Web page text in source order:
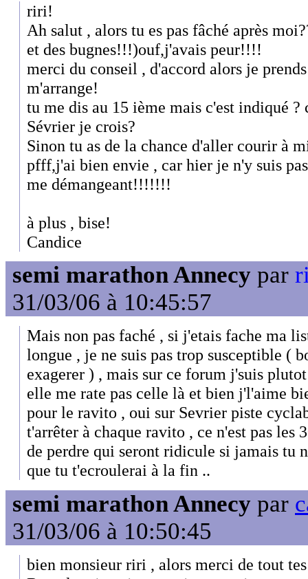
riri!
Ah salut , alors tu es pas fâché après
et des bugnes!!!)ouf,j'avais peur!!!!
merci du conseil , d'accord alors je
m'arrange!
tu me dis au 15 ième mais c'est indiqué
Sévrier je crois?
Sinon tu as de la chance d'aller courir à
pfff,j'ai bien envie , car hier je n'y suis
me démangeant!!!!!!!
à plus , bise!
Candice
semi marathon Annecy par
31/03/06 à 10:45:57
Mais non pas faché , si j'etais fache ma
longue , je ne suis pas trop susceptible (
exagerer ) , mais sur ce forum j'suis
elle me rate pas celle là et bien j'l'aime
pour le ravito , oui sur Sevrier piste
t'arrêter à chaque ravito , ce n'est pas les
de perdre qui seront ridicule si jamais tu
que tu t'ecroulerai à la fin ..
semi marathon Annecy par
31/03/06 à 10:50:45
bien monsieur riri , alors merci de tout